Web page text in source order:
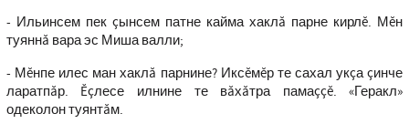
- Ильинсем пек çынсем патне кайма хаклă парне кирлĕ. Мĕн
туяннă вара эс Миша валли;
- Мĕнпе илес ман хаклă парнине? Иксĕмĕр те сахал укçа çинче
ларатпăр. Ĕçлесе илнине те вăхăтра памаççĕ. «Геракл»
одеколон туянтăм.